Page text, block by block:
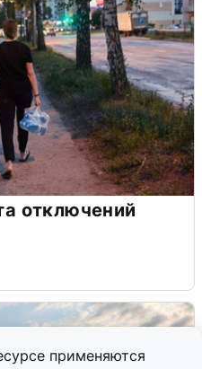
применяются
отключений